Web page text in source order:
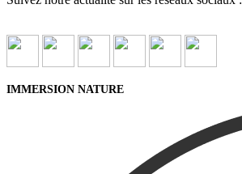
IMMERSION NATURE